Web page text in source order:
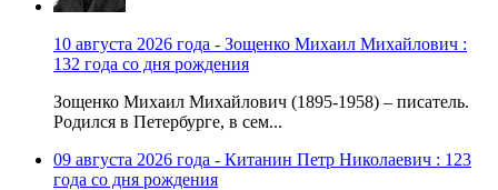
10 августа 2026 года - Зощенко Михаил Михайлович :
132 года со дня рождения
Зощенко Михаил Михайлович (1895-1958) – писатель.
Родился в Петербурге, в сем...
09 августа 2026 года - Китанин Петр Николаевич : 123
года со дня рождения